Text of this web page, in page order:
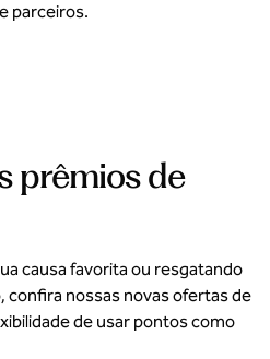
parceiros.
prêmios de
causa favorita ou resgatando
confira nossas novas ofertas de
de usar pontos como